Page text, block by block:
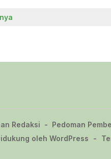
Redaksi
Pedoman
oleh WordPress
-